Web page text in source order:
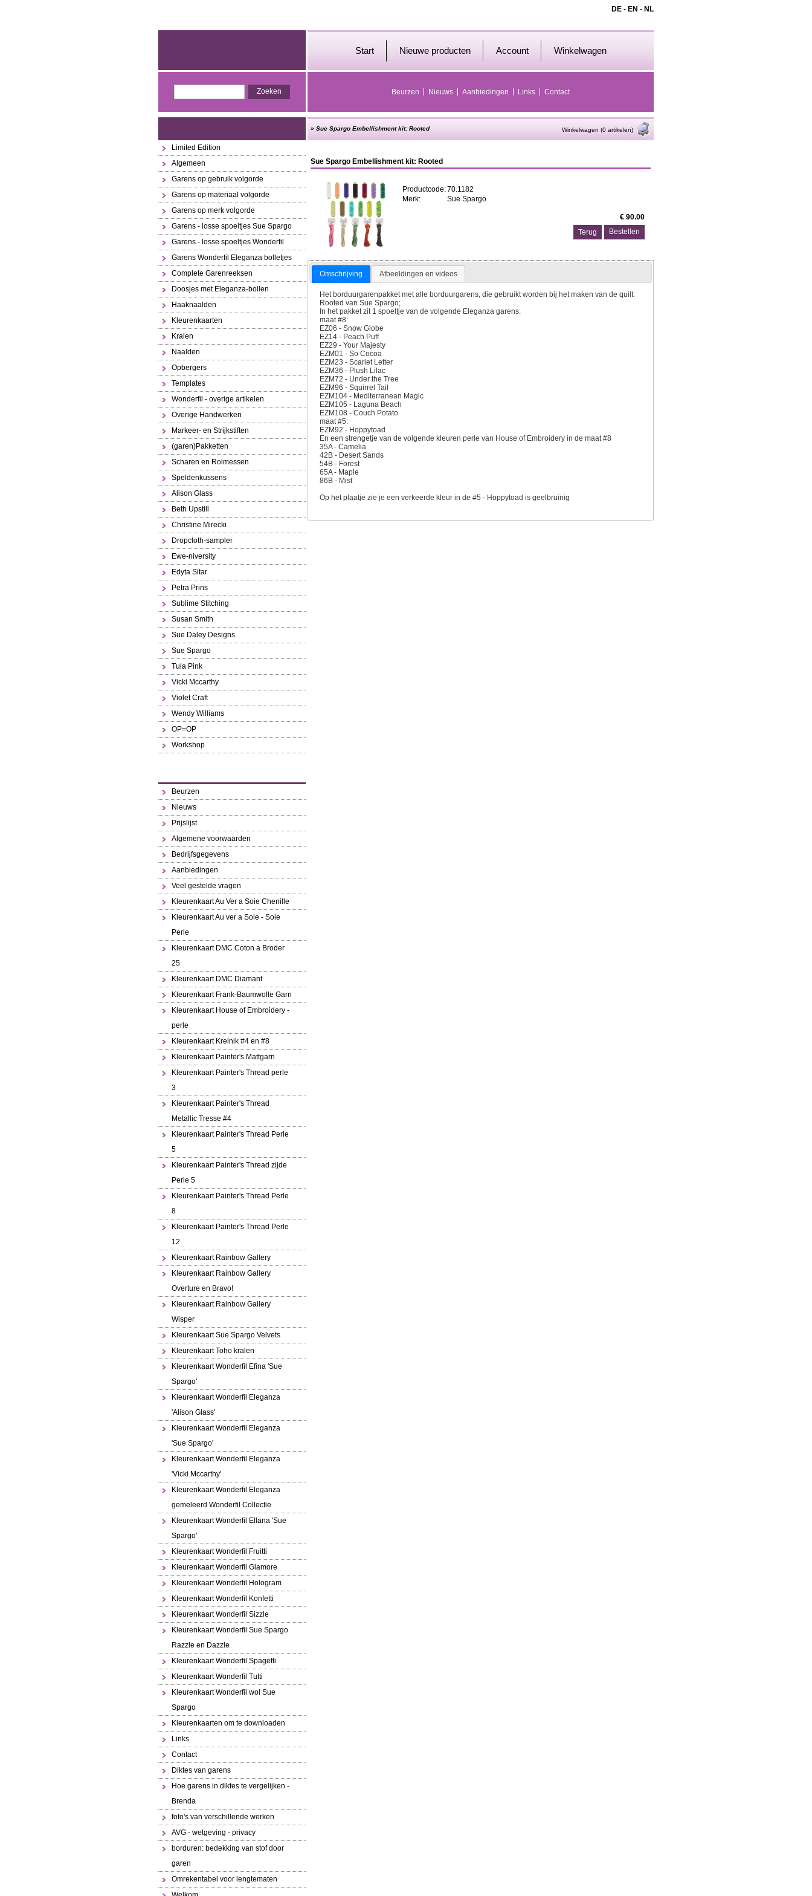
DE - EN - NL
Start Nieuwe producten Account Winkelwagen
Beurzen Nieuws Aanbiedingen Links Contact
Limited Edition
Algemeen
Garens op gebruik volgorde
Garens op materiaal volgorde
Garens op merk volgorde
Garens - losse spoeltjes Sue Spargo
Garens - losse spoeltjes Wonderfil
Garens Wonderfil Eleganza bolletjes
Complete Garenreeksen
Doosjes met Eleganza-bollen
Haaknaalden
Kleurenkaarten
Kralen
Naalden
Opbergers
Templates
Wonderfil - overige artikelen
Overige Handwerken
Markeer- en Strijkstiften
(garen)Pakketten
Scharen en Rolmessen
Speldenkussens
Alison Glass
Beth Upstill
Christine Mirecki
Dropcloth-sampler
Ewe-niversity
Edyta Sitar
Petra Prins
Sublime Stitching
Susan Smith
Sue Daley Designs
Sue Spargo
Tula Pink
Vicki Mccarthy
Violet Craft
Wendy Williams
OP=OP
Workshop
Beurzen
Nieuws
Prijslijst
Algemene voorwaarden
Bedrijfsgegevens
Aanbiedingen
Veel gestelde vragen
Kleurenkaart Au Ver a Soie Chenille
Kleurenkaart Au ver a Soie - Soie
Perle
Kleurenkaart DMC Coton a Broder
25
Kleurenkaart DMC Diamant
Kleurenkaart Frank-Baumwolle Garn
Kleurenkaart House of Embroidery -
perle
Kleurenkaart Kreinik #4 en #8
Kleurenkaart Painter's Mattgarn
Kleurenkaart Painter's Thread perle
3
Kleurenkaart Painter's Thread
Metallic Tresse #4
Kleurenkaart Painter's Thread Perle
5
Kleurenkaart Painter's Thread zijde
Perle 5
Kleurenkaart Painter's Thread Perle
8
Kleurenkaart Painter's Thread Perle
12
Kleurenkaart Rainbow Gallery
Kleurenkaart Rainbow Gallery
Overture en Bravo!
Kleurenkaart Rainbow Gallery
Wisper
Kleurenkaart Sue Spargo Velvets
Kleurenkaart Toho kralen
Kleurenkaart Wonderfil Efina 'Sue
Spargo'
Kleurenkaart Wonderfil Eleganza
'Alison Glass'
Kleurenkaart Wonderfil Eleganza
'Sue Spargo'
Kleurenkaart Wonderfil Eleganza
'Vicki Mccarthy'
Kleurenkaart Wonderfil Eleganza
gemeleerd Wonderfil Collectie
Kleurenkaart Wonderfil Ellana 'Sue
Spargo'
Kleurenkaart Wonderfil Fruitti
Kleurenkaart Wonderfil Glamore
Kleurenkaart Wonderfil Hologram
Kleurenkaart Wonderfil Konfetti
Kleurenkaart Wonderfil Sizzle
Kleurenkaart Wonderfil Sue Spargo
Razzle en Dazzle
Kleurenkaart Wonderfil Spagetti
Kleurenkaart Wonderfil Tutti
Kleurenkaart Wonderfil wol Sue
Spargo
Kleurenkaarten om te downloaden
Links
Contact
Diktes van garens
Hoe garens in diktes te vergelijken -
Brenda
foto's van verschillende werken
AVG - wetgeving - privacy
borduren: bedekking van stof door
garen
Omrekentabel voor lengtematen
» Sue Spargo Embellishment kit: Rooted Winkelwagen (0 artikelen)
Sue Spargo Embellishment kit: Rooted
Productcode:70.1182
Merk:
Sue Spargo
€ 90.00
Terug
Omschrijving Afbeeldingen en videos
Het borduurgarenpakket met alle borduurgarens, die gebruikt worden bij het maken van de quilt:
Rooted van Sue Spargo;
In het pakket zit 1 spoeltje van de volgende Eleganza garens:
maat #8:
EZ06 - Snow Globe
EZ14 - Peach Puff
EZ29 - Your Majesty
EZM01 - So Cocoa
EZM23 - Scarlet Letter
EZM36 - Plush Lilac
EZM72 - Under the Tree
EZM96 - Squirrel Tail
EZM104 - Mediterranean Magic
EZM105 - Laguna Beach
EZM108 - Couch Potato
maat #5:
EZM92 - Hoppytoad
En een strengetje van de volgende kleuren perle van House of Embroidery in de maat #8
35A - Camelia
42B - Desert Sands
54B - Forest
65A - Maple
86B - Mist
Op het plaatje zie je een verkeerde kleur in de #5 - Hoppytoad is geelbruinig